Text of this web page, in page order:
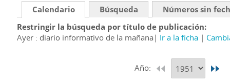
Calendario Búsqueda
Números sin
Restringir la búsqueda por título de publicación
Ayer : diario informativo de la mañana
Ir a la ficha
Año: